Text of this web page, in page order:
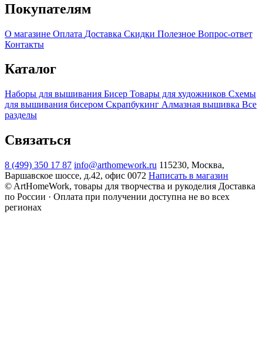
Покупателям
О магазине Оплата Доставка Скидки Полезное Вопрос-ответ
Контакты
Каталог
Наборы для вышивания Бисер Товары для художников Схемы
для вышивания бисером Скрапбукинг Алмазная вышивка Все
разделы
Связаться
8 (499) 350 17 87 info@arthomework.ru 115230, Москва,
Варшавское шоссе, д.42, офис 0072 Написать в магазин
© ArtHomeWork, товары для творчества и рукоделия Доставка
по России · Оплата при получении доступна не во всех
регионах